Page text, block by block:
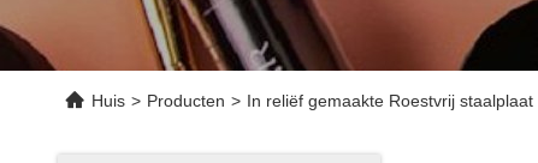
Huis > Producten > In reliëf gemaakte Roestvrij staalplaat